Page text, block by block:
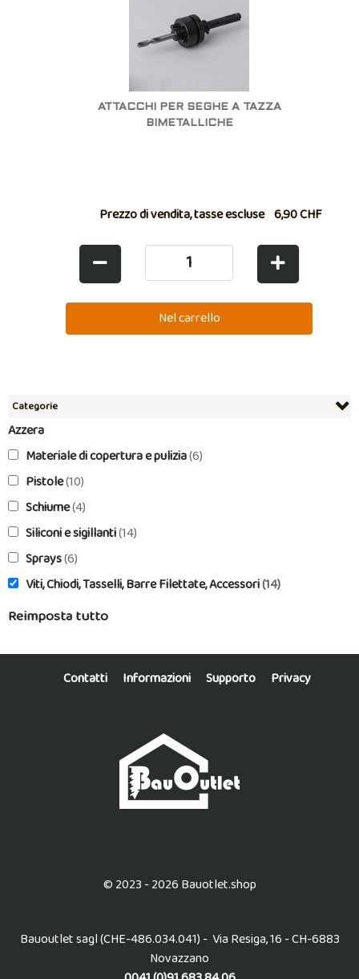
Categorie
Azzera
Materiale di copertura e pulizia(6)
Pistole(10)
Schiume(4)
Siliconi e sigillanti(14)
Sprays(6)
Viti, Chiodi, Tasselli, Barre Filettate, Accessori(14)
Reimposta tutto
ATTACCHI PER SEGHE A TAZZA
BIMETALLICHE
Prezzo di vendita, tasse escluse 6,90 CHF
Contatti Informazioni Supporto Privacy
© 2023 - 2026 Bauotlet.shop
Bauoutlet sagl (CHE-486.034.041) - Via Resiga, 16 - CH-6883
Novazzano